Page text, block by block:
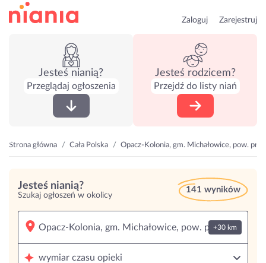
Zaloguj Zarejestruj
Jesteś nianią?
Przeglądaj ogłoszenia
Jesteś rodzicem?
Przejdź do listy niań
Strona główna Cała Polska Opacz-Kolonia, gm. Michałowice, pow.
Jesteś nianią?
Szukaj ogłoszeń w okolicy
141 wyników
+30 km
wymiar czasu opieki